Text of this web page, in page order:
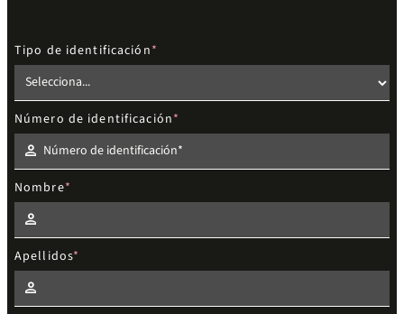
Tipo de identificación
Número de identificación
Nombre
Apellidos